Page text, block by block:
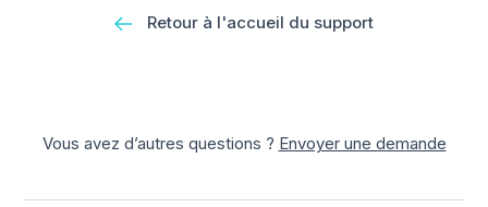
Retour à l'accueil du support
Vous avez d’autres questions ? Envoyer une demande